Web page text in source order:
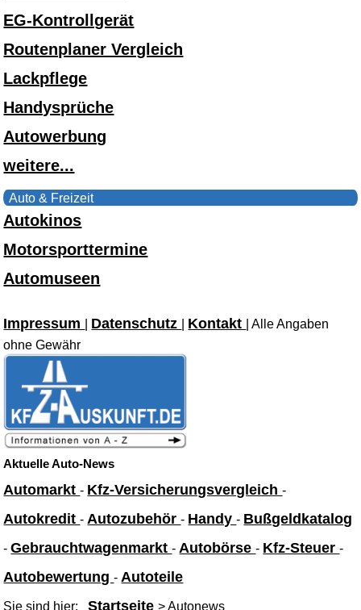
EG-Kontrollgerät
Routenplaner Vergleich
Lackpflege
Handysprüche
Autowerbung
weitere...
Auto & Freizeit
Autokinos
Motorsporttermine
Automuseen
Impressum Datenschutz Kontakt
| Alle Angaben
ohne Gewähr
Aktuelle Auto-News
Automarkt- Kfz-Versicherungsvergleich-
Autokredit- Autozubehör- Handy- Bußgeldkatalog
-Gebrauchtwagenmarkt- Autobörse- Kfz-Steuer-
Autobewertung- Autoteile
Sie sind hier:Startseite> Autonews